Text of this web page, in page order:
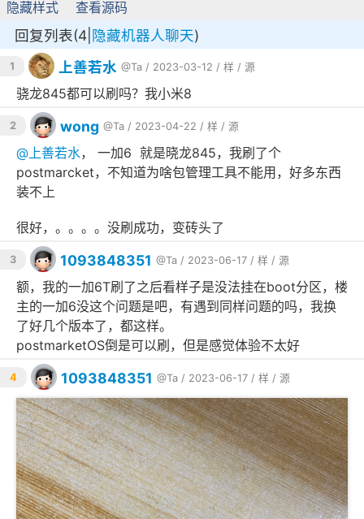
隐藏样式 查看源码
回复列表(4| 隐藏机器人聊天)
1 上善若水 @Ta / 2023-03-12 / 样 / 源
骁龙845都可以刷吗？我小米8
2 wong @Ta / 2023-04-22 / 样 / 源
@上善若水， 一加6 就是晓龙845，我刷了个
postmarcket，不知道为啥包管理工具不能用，好多东西
装不上
很好，。。。。没刷成功，变砖头了
3 1093848351 @Ta / 2023-06-17 / 样 / 源
额，我的一加6T刷了之后看样子是没法挂在boot分区，楼
主的一加6没这个问题是吧，有遇到同样问题的吗，我换
了好几个版本了，都这样。
postmarketOS倒是可以刷，但是感觉体验不太好
4 1093848351 @Ta / 2023-06-17 / 样 / 源